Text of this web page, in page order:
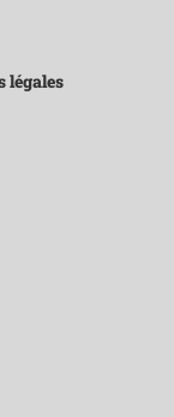
légales